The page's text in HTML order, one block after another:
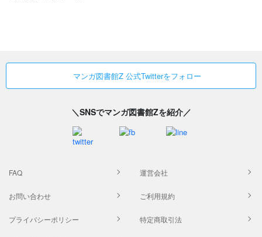
マンガ図書館Z 公式Twitterをフォロー
＼SNSでマンガ図書館Zを紹介／
FAQ 運営会社
お問い合わせ ご利用規約
プライバシーポリシー 特定商取引法